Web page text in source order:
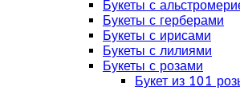
Букеты с
Букеты с герберами
Букеты с ирисами
Букеты с лилиями
Букеты с розами
Букет из 101